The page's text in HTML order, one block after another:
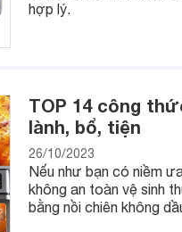
hợp lý.
TOP 14 công
lành, bổ, tiện
26/10/2023
Nếu như bạn có niềm
không an toàn vệ sinh
bằng nồi chiên không